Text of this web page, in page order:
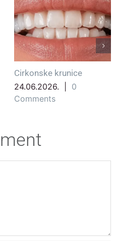
Cirkonske krunice
24.06.2026.
0
Comments